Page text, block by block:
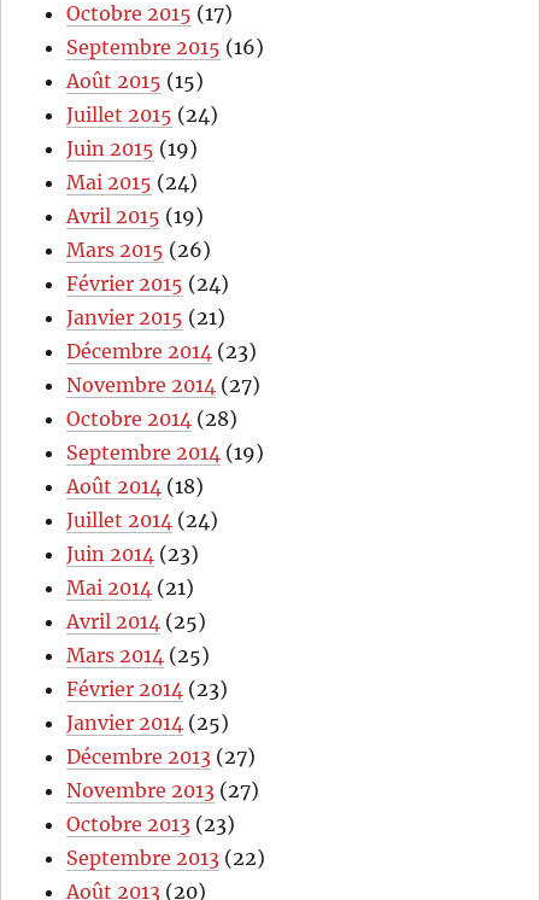
Octobre 2015 (17)
Septembre 2015 (16)
Août 2015 (15)
Juillet 2015 (24)
Juin 2015 (19)
Mai 2015 (24)
Avril 2015 (19)
Mars 2015 (26)
Février 2015 (24)
Janvier 2015 (21)
Décembre 2014 (23)
Novembre 2014 (27)
Octobre 2014 (28)
Septembre 2014 (19)
Août 2014 (18)
Juillet 2014 (24)
Juin 2014 (23)
Mai 2014 (21)
Avril 2014 (25)
Mars 2014 (25)
Février 2014 (23)
Janvier 2014 (25)
Décembre 2013 (27)
Novembre 2013 (27)
Octobre 2013 (23)
Septembre 2013 (22)
Août 2013 (20)